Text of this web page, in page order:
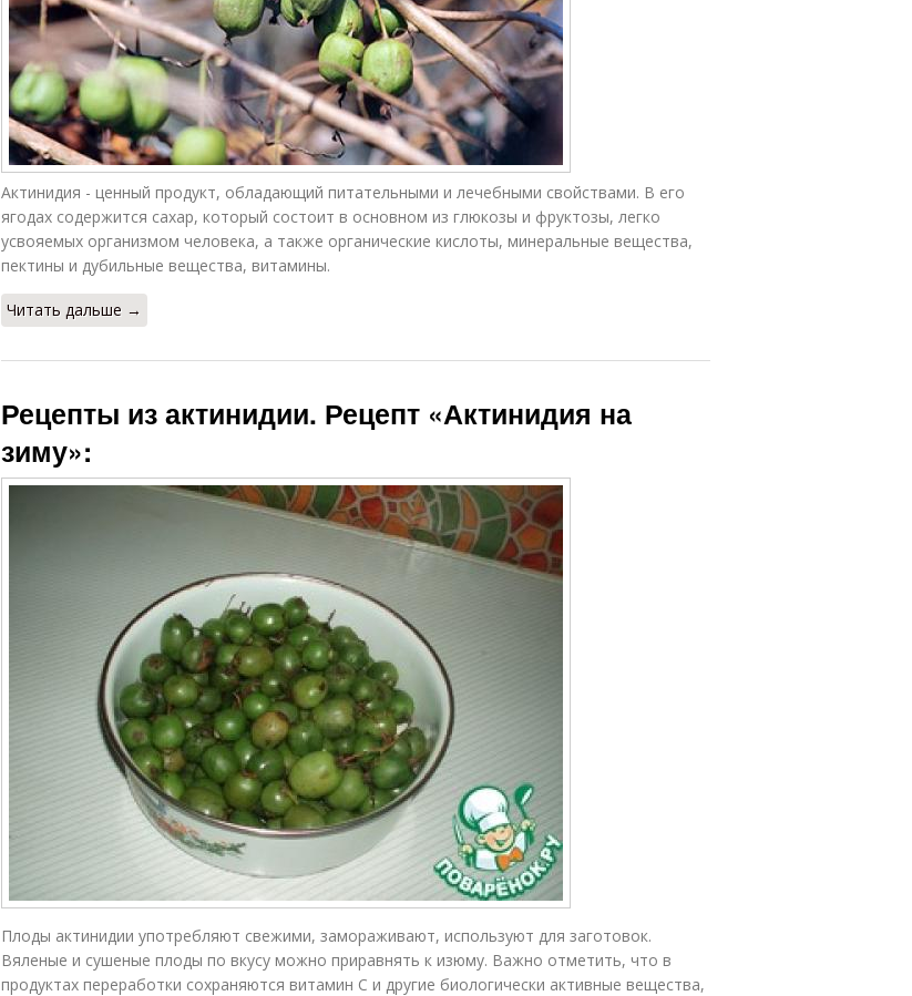
Актинидия - ценный продукт, обладающий питательными и лечебными свойствами. В его
ягодах содержится сахар, который состоит в основном из глюкозы и фруктозы, легко
усвояемых организмом человека, а также органические кислоты, минеральные вещества,
пектины и дубильные вещества, витамины.
Читать дальше →
Рецепты из актинидии. Рецепт «Актинидия на
зиму»:
Плоды актинидии употребляют свежими, замораживают, используют для заготовок.
Вяленые и сушеные плоды по вкусу можно приравнять к изюму. Важно отметить, что в
продуктах переработки сохраняются витамин С и другие биологически активные вещества,